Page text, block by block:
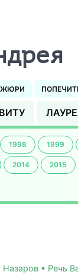
ЖЮРИ
1998 1999
2014 2015
• Речь